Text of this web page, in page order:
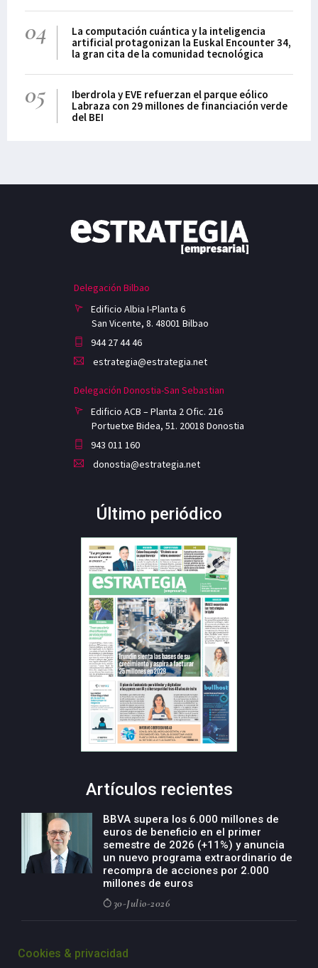
04
La computación cuántica y la inteligencia
artificial protagonizan la Euskal Encounter 34,
la gran cita de la comunidad tecnológica
05
Iberdrola y EVE refuerzan el parque eólico
Labraza con 29 millones de financiación verde
del BEI
Delegación Bilbao
Edificio Albia I-Planta 6
San Vicente, 8. 48001 Bilbao
944 27 44 46
estrategia@estrategia.net
Delegación Donostia-San Sebastian
Edificio ACB – Planta 2 Ofic. 216
Portuetxe Bidea, 51. 20018 Donostia
943 011 160
donostia@estrategia.net
Último periódico
Artículos recientes
BBVA supera los 6.000 millones de
euros de beneficio en el primer
semestre de 2026 (+11%) y anuncia
un nuevo programa extraordinario de
recompra de acciones por 2.000
millones de euros
30-Julio-2026
negocio agro con un modelo global
Cookies & privacidad